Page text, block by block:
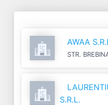
AWAA
STR.
S.R.L.